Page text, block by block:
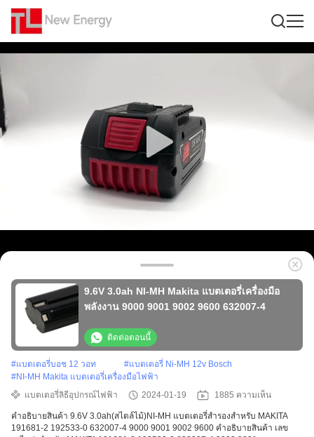
9.6V 3.0ah NI-MH Makita แบตเตอรี่เครื่องมือ
พลังงาน 9000 9001 9002 9600 632007-4
ติดต่อตอนนี้
#แบตเตอรี่บอช 12 วอท #แบตเตอรี่ Ni-MH 12v Bosch
#NI-MH Makita แบตเตอรี่เครื่องมือไฟฟ้า
แบตเตอรี่ลิธีอุปกรณ์ไฟฟ้า
2024-01-19 1885 ความเห็น
คําอธิบายสินค้า 9.6V 3.0ah(สไตล์ไม้)NI-MH แบตเตอรี่สํารองสําหรับ MAKITA
191681-2 192533-0 632007-4 9000 9001 9002 9600 คําอธิบายสินค้า เลข